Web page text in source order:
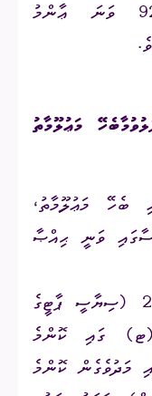
ރަނގަޅުކަމަށާއި، ކޮމިޝަނުގެ 923 ވަނަ ޢާންމު
މަޢުލޫމާތު
ބެހޭ މަޢުލޫމާތު،
ޖަލްސާގައި ވަނީ ޙިއްޞާ
މިގޮތުން، ޤާނޫނު ނަންބަރު2013/4 (ސިޔާސީ ޕާޓީގެ
(ޓ) ގައި ކޮންމެ
މަދުވެގެން ކޮންމެ